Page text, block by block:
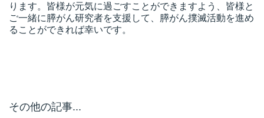
ります。皆様が元気に過ごすことができますよう、皆様と
ご一緒に膵がん研究者を支援して、膵がん撲滅活動を進め
ることができれば幸いです。
その他の記事...